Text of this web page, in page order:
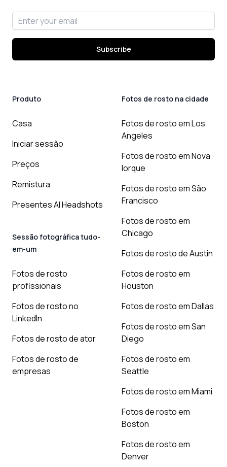
Email address
Subscribe
Produto
Casa
Iniciar sessão
Preços
Remistura
Presentes AI Headshots
Sessão fotográfica tudo-
em-um
Fotos de rosto
profissionais
Fotos de rosto no
LinkedIn
Fotos de rosto de ator
Fotos de rosto de
empresas
Fotos de rosto na cidade
Fotos de rosto em Los
Angeles
Fotos de rosto em Nova
Iorque
Fotos de rosto em São
Francisco
Fotos de rosto em
Chicago
Fotos de rosto de Austin
Fotos de rosto em
Houston
Fotos de rosto em Dallas
Fotos de rosto em San
Diego
Fotos de rosto em
Seattle
Fotos de rosto em Miami
Fotos de rosto em
Boston
Fotos de rosto em
Denver